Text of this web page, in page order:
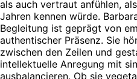
als auch vertraut anfühlen,
Jahren kennen würde.
Begleitung ist geprägt von
authentischer Präsenz. Sie
zwischen den Zeilen und
intellektuelle Anregung mit
ausbalancieren. Ob sie